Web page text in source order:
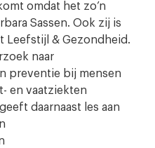
omdat het zo’n
Sassen. Ook zij is
Leefstijl & Gezondheid.
naar
preventie bij mensen
en vaatziekten
daarnaast les aan